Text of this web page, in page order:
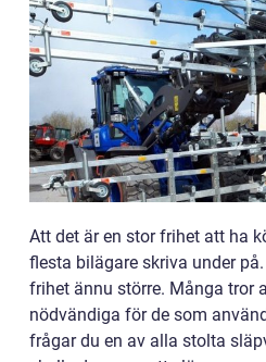
Att det är en stor frihet att ha
flesta bilägare skriva under
frihet ännu större. Många tror
nödvändiga för de som
frågar du en av alla stolta